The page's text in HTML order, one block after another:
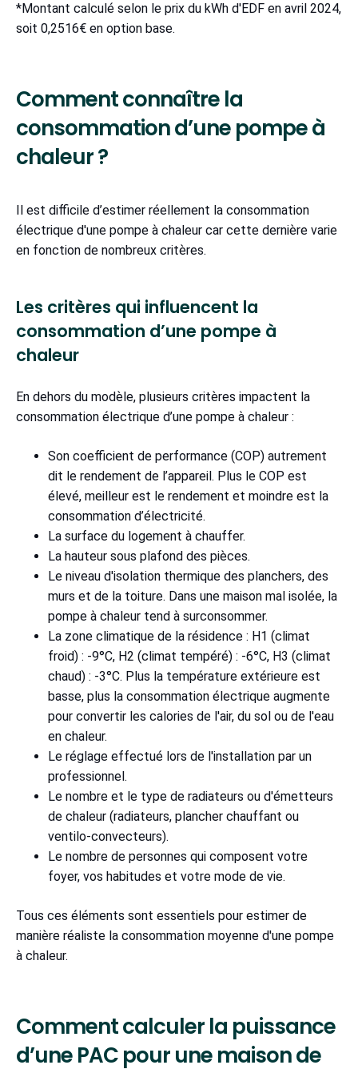
*Montant calculé selon le prix du kWh d'EDF en avril 2024,
soit 0,2516€ en option base.
Comment connaître la
consommation d’une pompe à
chaleur ?
Il est difficile d’estimer réellement la consommation
électrique d'une pompe à chaleur car cette dernière varie
en fonction de nombreux critères.
Les critères qui influencent la
consommation d’une pompe à
chaleur
En dehors du modèle, plusieurs critères impactent la
consommation électrique d’une pompe à chaleur :
Son coefficient de performance (COP) autrement
dit le rendement de l’appareil. Plus le COP est
élevé, meilleur est le rendement et moindre est la
consommation d’électricité.
La surface du logement à chauffer.
La hauteur sous plafond des pièces.
Le niveau d'isolation thermique des planchers, des
murs et de la toiture. Dans une maison mal isolée, la
pompe à chaleur tend à surconsommer.
La zone climatique de la résidence : H1 (climat
froid) : -9°C, H2 (climat tempéré) : -6°C, H3 (climat
chaud) : -3°C. Plus la température extérieure est
basse, plus la consommation électrique augmente
pour convertir les calories de l'air, du sol ou de l'eau
en chaleur.
Le réglage effectué lors de l'installation par un
professionnel.
Le nombre et le type de radiateurs ou d'émetteurs
de chaleur (radiateurs, plancher chauffant ou
ventilo-convecteurs).
Le nombre de personnes qui composent votre
foyer, vos habitudes et votre mode de vie.
Tous ces éléments sont essentiels pour estimer de
manière réaliste la consommation moyenne d'une pompe
à chaleur.
Comment calculer la puissance
d’une PAC pour une maison de